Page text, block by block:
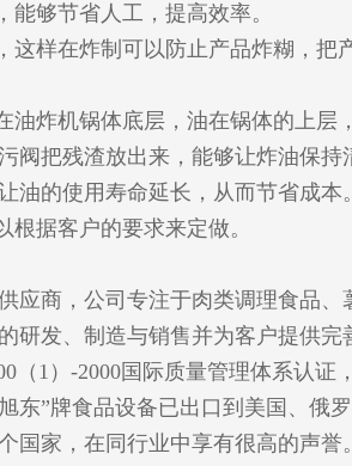
够节省人工，提高效率。
这样在炸制可以防止产品炸糊，把
油炸机锅体底层，油在锅体的上层
阀把残渣放出来，能够让炸油保持
油的使用寿命延长，从而节省成本。
据客户的要求来定做。
应商，公司专注于肉类调理食品、
研发、制造与销售并为客户提供完
（1）-2000国际质量管理体系认证
东”牌食品设备已出口到美国、俄
国家，在同行业中享有很高的声誉。